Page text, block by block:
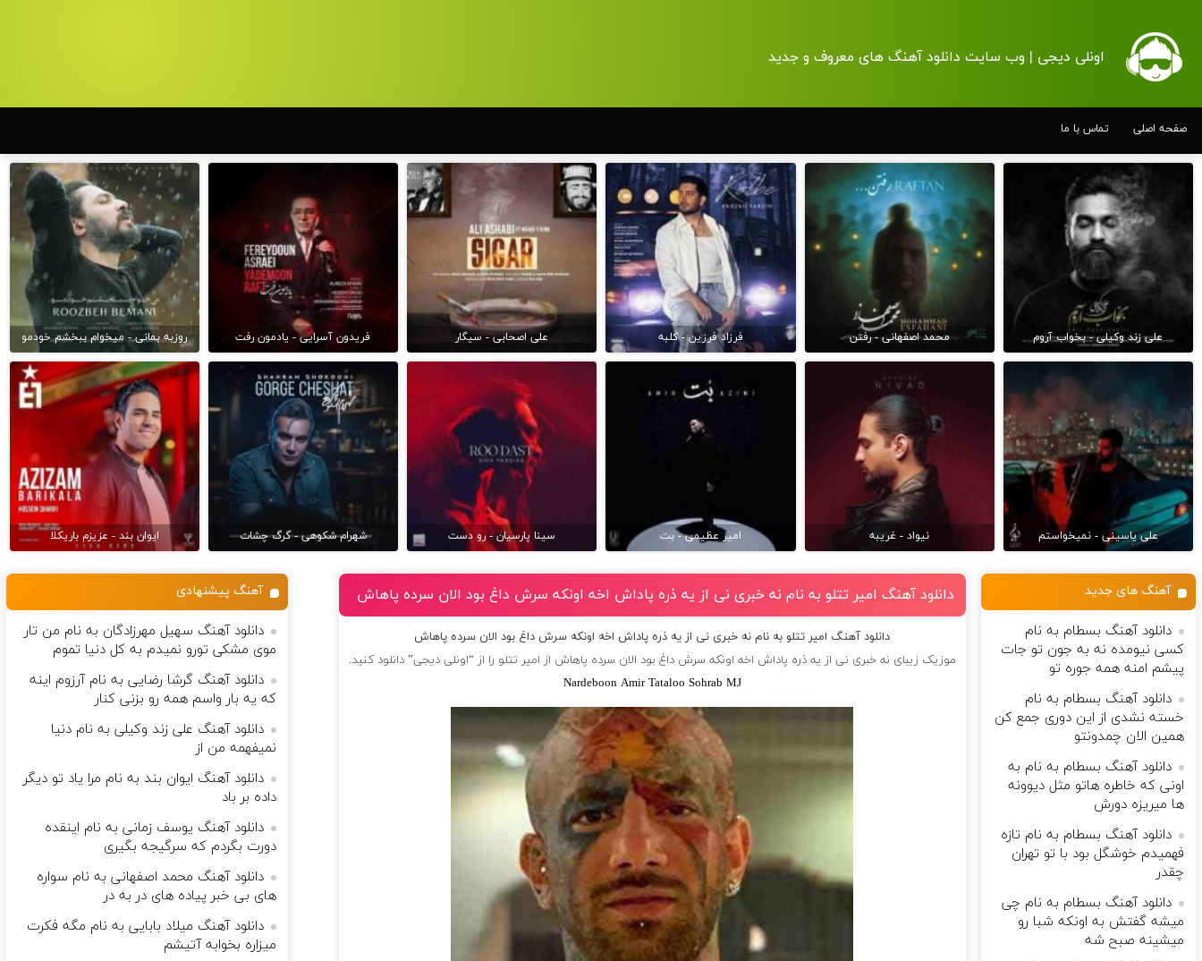
اونلی دیجی | وب سایت دانلود آهنگ های معروف و جدید
صفحه اصلی تماس با ما
علی زند وکیلی - بخواب آروم محمد اصفهانی - رفتن فرزاد فرزین - کلبه علی اصحابی - سیگار فریدون آسرایی - یادمون رفت روزبه بمانی - میخوام ببخشم خودمو
علی یاسینی - نمیخواستم نیواد - غریبه امیر عظیمی - بت سینا پارسیان - رو دست شهرام شکوهی - گرگ چشات ایوان بند - عزیزم باریکلا
دانلود آهنگ امیر تتلو به نام نه خبری نی از یه ذره پاداش اخه اونکه سرش داغ بود الان سرده پاهاش
دانلود آهنگ امیر تتلو به نام نه خبری نی از یه ذره پاداش اخه اونکه سرش داغ بود الان سرده پاهاش
موزیک زیبای نه خبری نی از یه ذره پاداش اخه اونکه سرش داغ بود الان سرده پاهاش از امیر تتلو را از “اونلی دیجی” دانلود کنید.
Nardeboon Amir Tataloo Sohrab MJ
آهنگ های جدید
دانلود آهنگ بسطام به نام
کسی نیومده نه به جون تو جات
پیشم امنه همه جوره تو
دانلود آهنگ بسطام به نام
خسته نشدی از این دوری جمع کن
همین الان چمدونتو
دانلود آهنگ بسطام به نام به
اونی که خاطره هاتو مثل دیوونه
ها میریزه دورش
دانلود آهنگ بسطام به نام تازه
فهمیدم خوشگل بود با تو تهران
چقدر
دانلود آهنگ بسطام به نام چی
میشه گفتش به اونکه شبا رو
میشینه صبح شه
آهنگ پیشنهادی
دانلود آهنگ سهیل مهرزادگان به نام من تار
موی مشکی تورو نمیدم به کل دنیا تموم
دانلود آهنگ گرشا رضایی به نام آرزوم اینه
که یه بار واسم همه رو بزنی کنار
دانلود آهنگ علی زند وکیلی به نام دنیا
نمیفهمه من از
دانلود آهنگ ایوان بند به نام مرا یاد تو دیگر
داده بر باد
دانلود آهنگ یوسف زمانی به نام اینقده
دورت بگردم که سرگیجه بگیری
دانلود آهنگ محمد اصفهانی به نام سواره
های بی خبر پیاده های در به‌ در
دانلود آهنگ میلاد بابایی به نام مگه فکرت
میزاره بخوابه آتیشم